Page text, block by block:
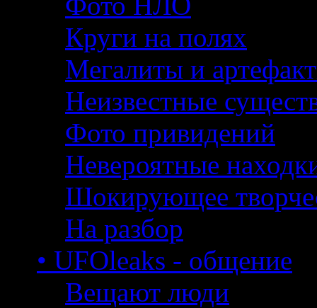
Круги на полях
Мегалиты и
Неизвестные
Фото привидений
Невероятные
Шокирующее
На разбор
• UFOleaks - общение
Вещают люди